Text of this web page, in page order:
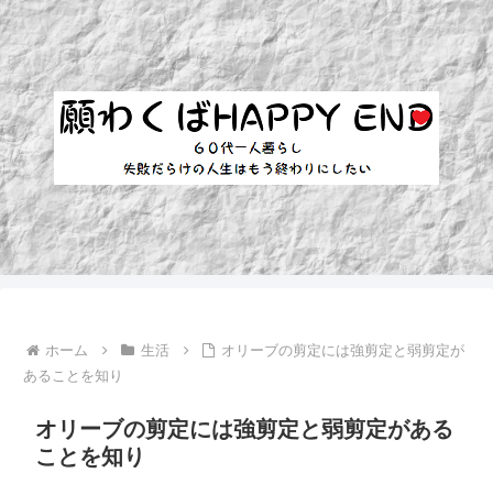
ホーム 生活
オリーブの剪定には強剪定と弱剪定が
あることを知り
オリーブの剪定には強剪定と弱剪定がある
ことを知り